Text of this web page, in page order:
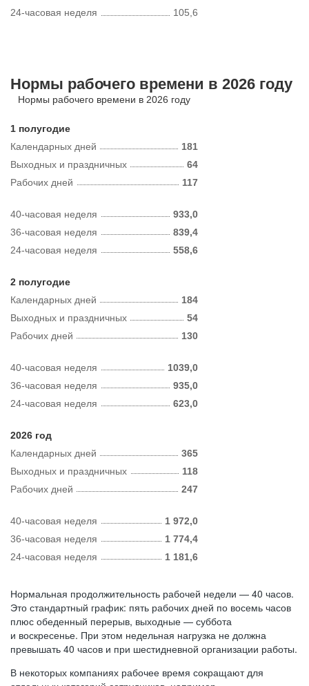
24-часовая неделя
105,6
Нормы рабочего времени в 2026 году
Нормы рабочего времени в 2026 году
1 полугодие
Календарных дней
181
Рабочих дней 117
Выходных и праздничных 64
40-часовая неделя
933,0
36-часовая неделя
839,4
24-часовая неделя
558,6
2 полугодие
Календарных дней
184
Рабочих дней 130
Выходных и праздничных 54
40-часовая неделя
1039,0
36-часовая неделя
935,0
24-часовая неделя
623,0
2026 год
Календарных дней
365
Рабочих дней 247
Выходных и праздничных 118
40-часовая неделя
1 972,0
36-часовая неделя
1 774,4
24-часовая неделя
1 181,6
Нормальная продолжительность рабочей недели — 40 часов.
Это стандартный график: пять рабочих дней по восемь часов
плюс обеденный перерыв, выходные — суббота
и воскресенье. При этом недельная нагрузка не должна
превышать 40 часов и при шестидневной организации работы.
В некоторых компаниях рабочее время сокращают для